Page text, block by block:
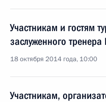
Участникам и гостям
заслуженного
18 октября 2014 года, 10:00
Участникам,